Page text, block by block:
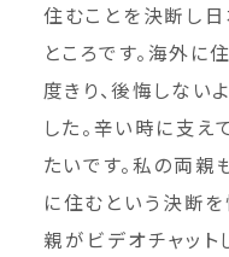
住むことを決断し
ところです。海外
度きり、後悔しない
した。辛い時に支
たいです。私の両
に住むという決断
親がビデオチャット